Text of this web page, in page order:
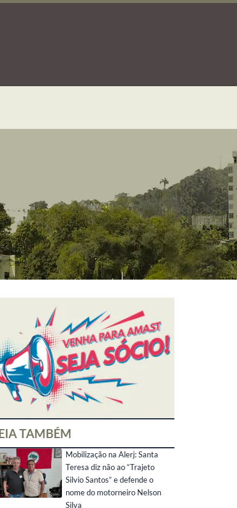
TAMBÉM
Mobilização na Alerj: Santa
Teresa diz não ao “Trajeto
Silvio Santos” e defende o
nome do motorneiro Nelson
Silva